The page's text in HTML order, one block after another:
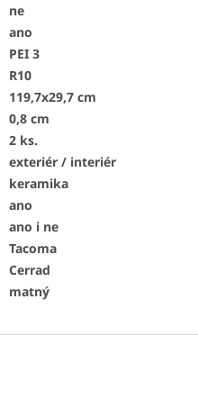
ne
ano
PEI 3
R10
119,7x29,7 cm
0,8 cm
2 ks.
exteriér / interiér
keramika
ano
ano i ne
Tacoma
Cerrad
matný